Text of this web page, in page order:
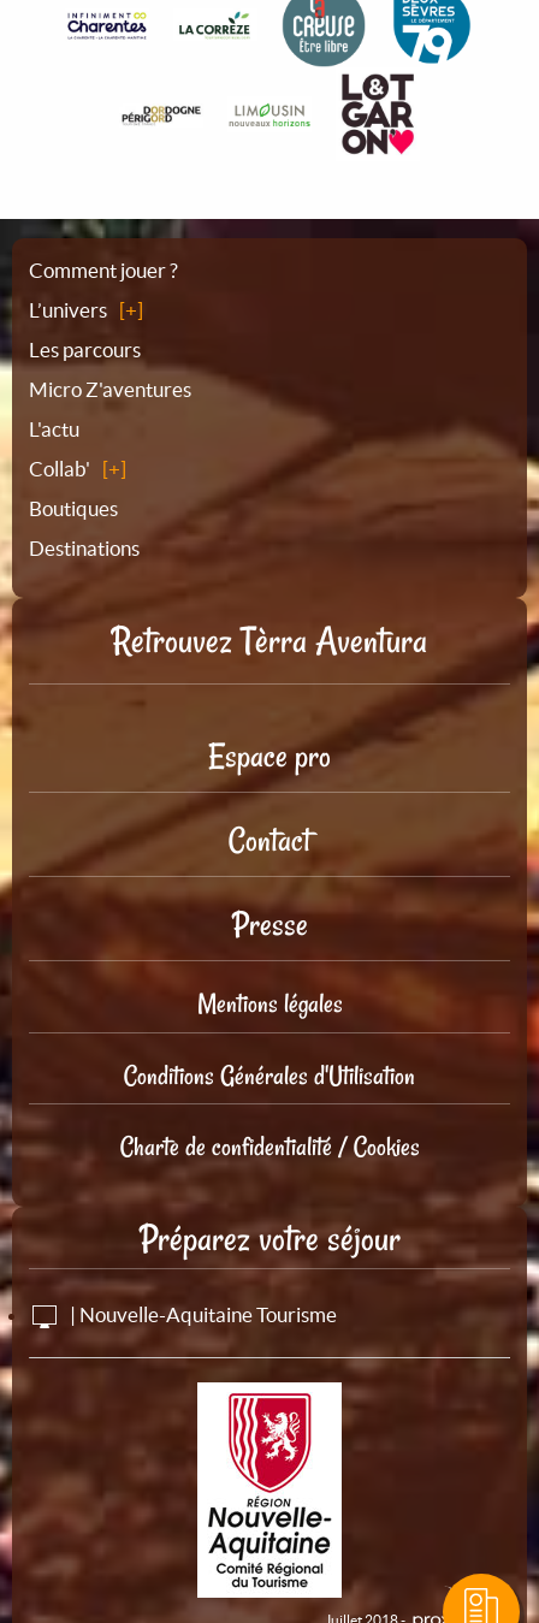
Plan
du
site
Comment jouer ?
L’univers
Les parcours
Micro Z'aventures
L'actu
Collab'
Boutiques
Destinations
Retrouvez Tèrra Aventura
Espace pro
Contact
Presse
Mentions légales
Conditions Générales d'Utilisation
Charte de confidentialité / Cookies
Préparez votre séjour
| Nouvelle-Aquitaine Tourisme